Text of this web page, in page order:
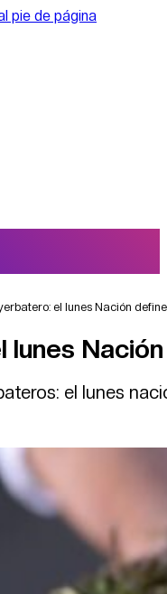
pie de página
el lunes Nación
lunes
el lunes